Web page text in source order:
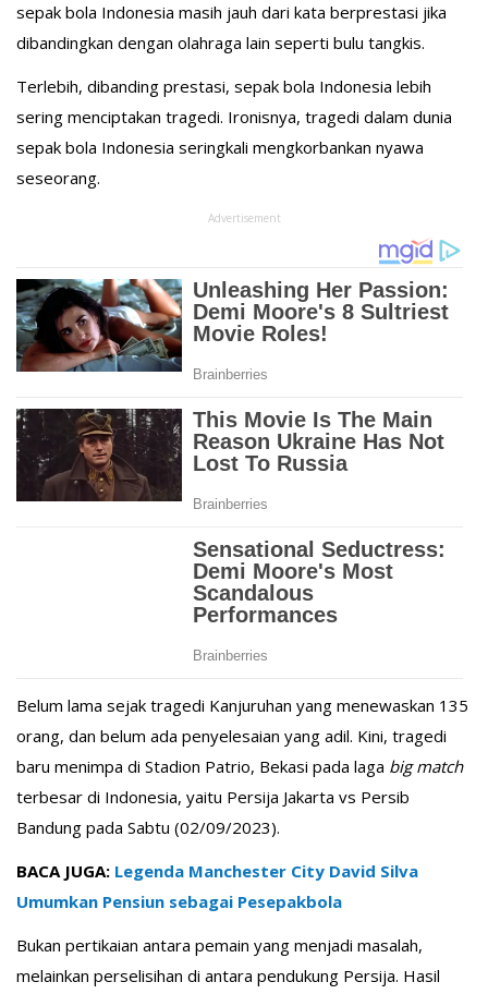
sepak bola Indonesia masih jauh dari kata berprestasi jika
dibandingkan dengan olahraga lain seperti bulu tangkis.
Terlebih, dibanding prestasi, sepak bola Indonesia lebih
sering menciptakan tragedi. Ironisnya, tragedi dalam dunia
sepak bola Indonesia seringkali mengkorbankan nyawa
seseorang.
Advertisement
Belum lama sejak tragedi Kanjuruhan yang menewaskan 135
orang, dan belum ada penyelesaian yang adil. Kini, tragedi
baru menimpa di Stadion Patrio, Bekasi pada laga big match
terbesar di Indonesia, yaitu Persija Jakarta vs Persib
Bandung pada Sabtu (02/09/2023).
BACA JUGA: Legenda Manchester City David Silva
Umumkan Pensiun sebagai Pesepakbola
Bukan pertikaian antara pemain yang menjadi masalah,
melainkan perselisihan di antara pendukung Persija. Hasil